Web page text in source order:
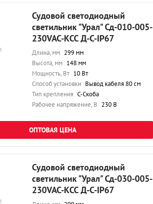
Судовой светодиодный
светильник "Урал" Сд-010-005-
230VAC-КСС Д-С-IP67
Длина, мм 299 мм
Высота, мм 148 мм
Мощность, Вт 10 Вт
Способ установки Вывод кабеля 80 см
Тип крепления С-Скоба
Рабочее напряжение, В 230 В
ОПТОВАЯ ЦЕНА
Судовой светодиодный
светильник "Урал" Сд-030-005-
230VAC-КСС Д-С-IP67